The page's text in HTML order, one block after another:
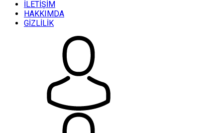
İLETİŞİM
HAKKIMDA
GİZLİLİK